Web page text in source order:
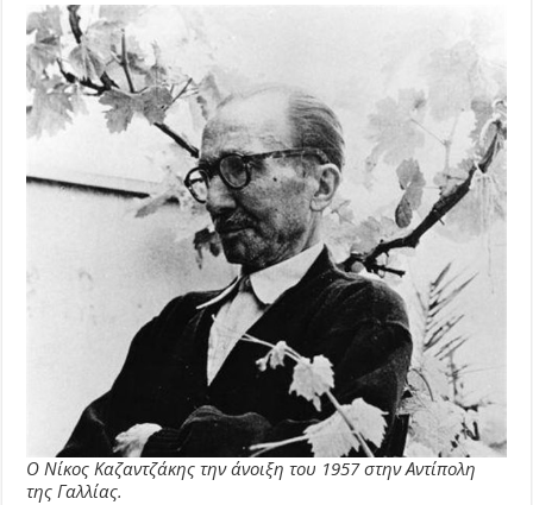
Ο Νίκος Καζαντζάκης την άνοιξη του 1957 στην Αντίπολη
της Γαλλίας.